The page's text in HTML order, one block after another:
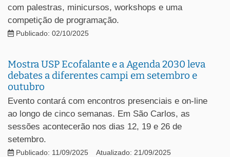
com palestras, minicursos, workshops e uma
competição de programação.
Publicado: 02/10/2025
Mostra USP Ecofalante e a Agenda 2030 leva
debates a diferentes campi em setembro e
outubro
Evento contará com encontros presenciais e on-line
ao longo de cinco semanas. Em São Carlos, as
sessões acontecerão nos dias 12, 19 e 26 de
setembro.
Publicado: 11/09/2025 Atualizado: 21/09/2025